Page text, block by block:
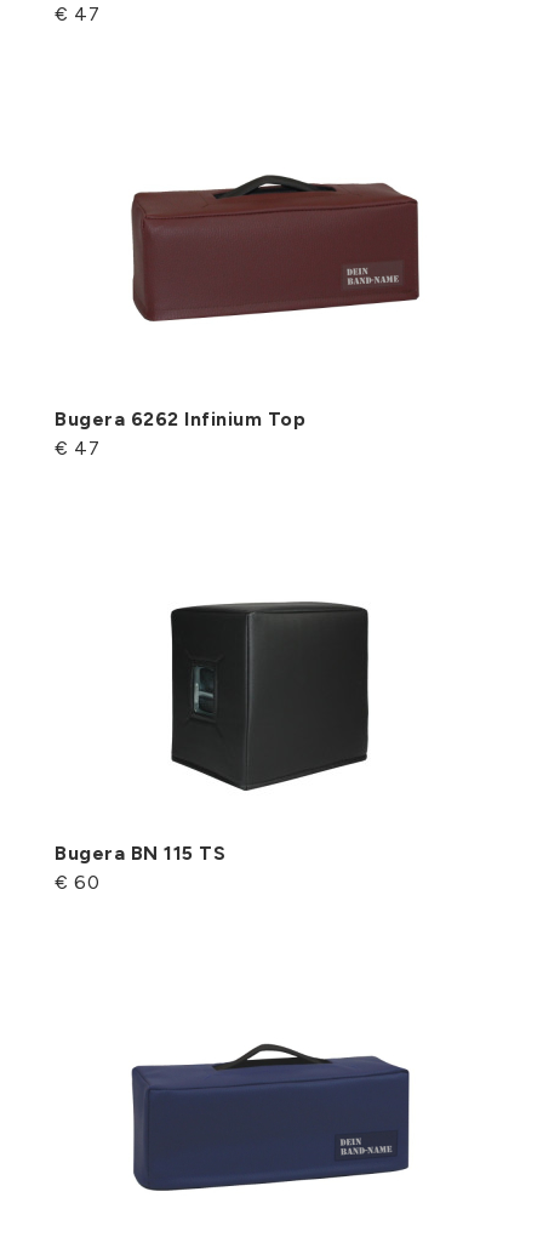
€ 47
Bugera 6262 Infinium Top
€ 47
Bugera BN 115 TS
€ 60